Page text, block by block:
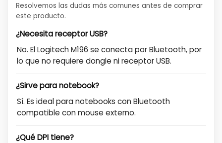
Resolvemos las dudas más comunes antes de comprar
este producto.
¿Necesita receptor USB?
No. El Logitech M196 se conecta por Bluetooth, por
lo que no requiere dongle ni receptor USB.
¿Sirve para notebook?
Sí. Es ideal para notebooks con Bluetooth
compatible con mouse externo.
¿Qué DPI tiene?